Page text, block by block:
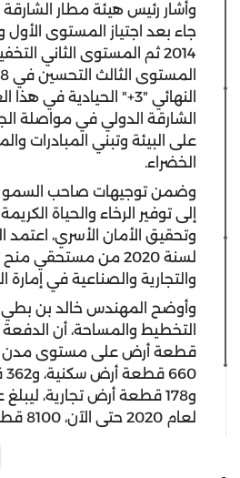
وأشار رئيس هيئة مطار الشارقة
جاء بعد اجتياز المستوى
النهائي "3+" الحيادية في
الشارقة الدولي في مواصلة
على البيئة وتبني المبادرات
الخضراء.
وضمن توجيهات صاحب السمو
إلى توفير الرخاء والحياة
وتحقيق الأمان الأسري، اعتمد
لسنة 2020 من مستحقي
والتجارية والصناعية في إمارة
وأوضح المهندس خالد بن بطي
قطعة أرض على مستوى مدن
و178 قطعة أرض تجارية،
لعام 2020 حتى الآن، 8100 قطعة أرض.‏